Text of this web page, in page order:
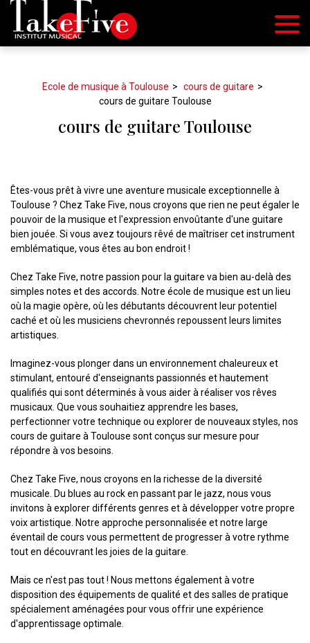
Ecole de musique à Toulouse
cours de guitare
cours de guitare Toulouse
cours de guitare Toulouse
Êtes-vous prêt à vivre une aventure musicale exceptionnelle à
Toulouse ? Chez Take Five, nous croyons que rien ne peut égaler le
pouvoir de la musique et l'expression envoûtante d'une guitare
bien jouée. Si vous avez toujours rêvé de maîtriser cet instrument
emblématique, vous êtes au bon endroit !
Chez Take Five, notre passion pour la guitare va bien au-delà des
simples notes et des accords. Notre école de musique est un lieu
où la magie opère, où les débutants découvrent leur potentiel
caché et où les musiciens chevronnés repoussent leurs limites
artistiques.
Imaginez-vous plonger dans un environnement chaleureux et
stimulant, entouré d'enseignants passionnés et hautement
qualifiés qui sont déterminés à vous aider à réaliser vos rêves
musicaux. Que vous souhaitiez apprendre les bases,
perfectionner votre technique ou explorer de nouveaux styles, nos
cours de guitare à Toulouse sont conçus sur mesure pour
répondre à vos besoins.
Chez Take Five, nous croyons en la richesse de la diversité
musicale. Du blues au rock en passant par le jazz, nous vous
invitons à explorer différents genres et à développer votre propre
voix artistique. Notre approche personnalisée et notre large
éventail de cours vous permettent de progresser à votre rythme
tout en découvrant les joies de la guitare.
Mais ce n'est pas tout ! Nous mettons également à votre
disposition des équipements de qualité et des salles de pratique
spécialement aménagées pour vous offrir une expérience
d'apprentissage optimale.